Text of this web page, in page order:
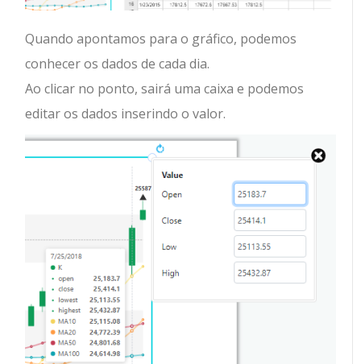
Quando apontamos para o gráfico, podemos
conhecer os dados de cada dia.
Ao clicar no ponto, sairá uma caixa e podemos
editar os dados inserindo o valor.